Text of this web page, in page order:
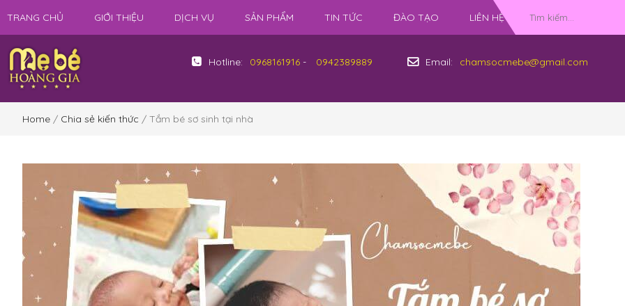
TRANG CHỦ GIỚI THIỆU DỊCH VỤ SẢN PHẨM TIN TỨC ĐÀO TẠO LIÊN HỆ
Hotline: 0968161916- 0942389889 Email: chamsocmebe@gmail.com
Home / Chia sẻ kiến thức / Tắm bé sơ sinh tại nhà